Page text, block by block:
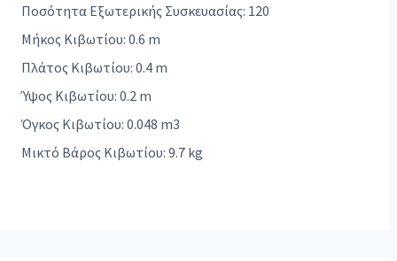
Ποσότητα Εξωτερικής Συσκευασίας: 120
Μήκος Κιβωτίου: 0.6 m
Πλάτος Κιβωτίου: 0.4 m
Ύψος Κιβωτίου: 0.2 m
Όγκος Κιβωτίου: 0.048 m3
Μικτό Βάρος Κιβωτίου: 9.7 kg